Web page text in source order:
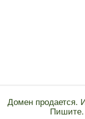
Домен продается.
Пишите.